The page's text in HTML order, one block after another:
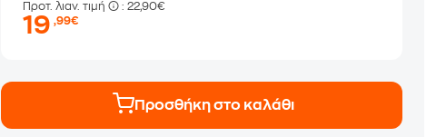
Προτ. λιαν. τιμή : 22,90€
19,99€
Προσθήκη στο καλάθι